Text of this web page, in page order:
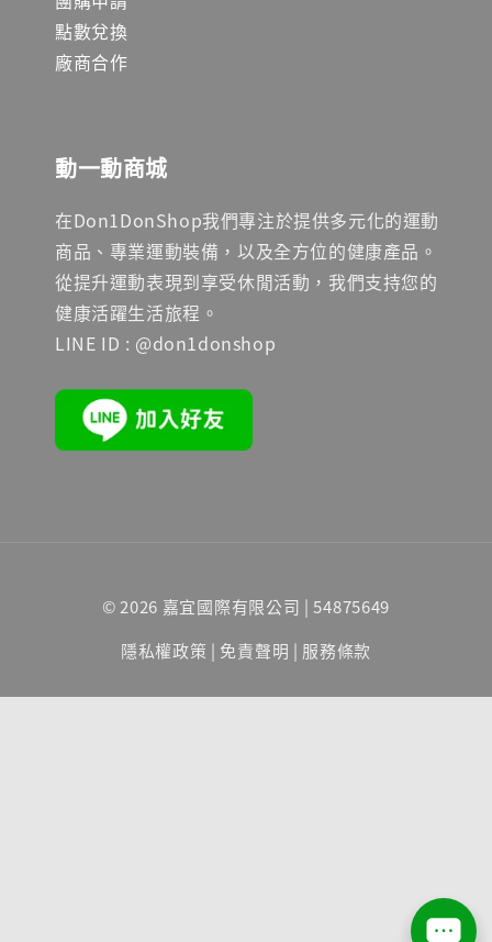
點數兌換
廠商合作
動一動商城
在Don1DonShop我們專注於提供多元化的運動
商品、專業運動裝備，以及全方位的健康產品。
從提升運動表現到享受休閒活動，我們支持您的
健康活躍生活旅程。
LINE ID : @don1donshop
© 2026 嘉宜國際有限公司 | 54875649
隱私權政策 | 免責聲明 | 服務條款